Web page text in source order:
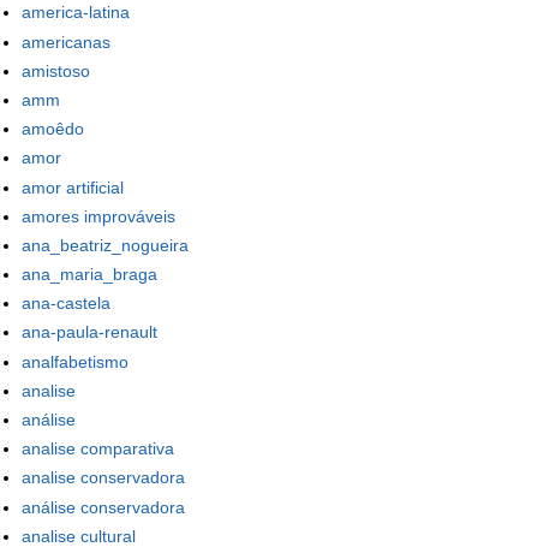
america-latina
americanas
amistoso
amm
amoêdo
amor
amor artificial
amores improváveis
ana_beatriz_nogueira
ana_maria_braga
ana-castela
ana-paula-renault
analfabetismo
analise
análise
analise comparativa
analise conservadora
análise conservadora
analise cultural